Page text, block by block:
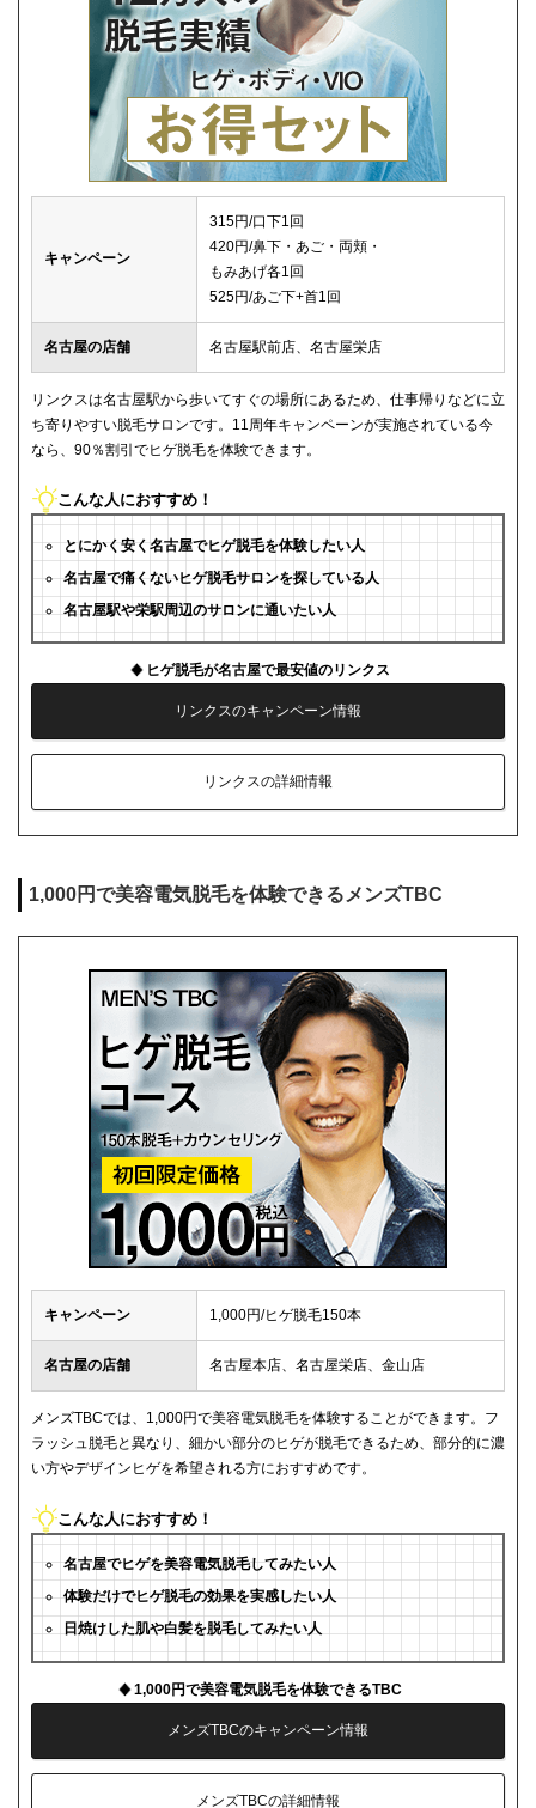
キャンペーン
315円/口下1回
420円/鼻下・あご・両頬・
もみあげ各1回
525円/あご下+首1回
名古屋の店舗 名古屋駅前店、名古屋栄店
リンクスは名古屋駅から歩いてすぐの場所にあるため、仕事帰りなどに立
ち寄りやすい脱毛サロンです。11周年キャンペーンが実施されている今
なら、90％割引でヒゲ脱毛を体験できます。
こんな人におすすめ！
とにかく安く名古屋でヒゲ脱毛を体験したい人
名古屋で痛くないヒゲ脱毛サロンを探している人
名古屋駅や栄駅周辺のサロンに通いたい人
ヒゲ脱毛が名古屋で最安値のリンクス
リンクスのキャンペーン情報
リンクスの詳細情報
1,000円で美容電気脱毛を体験できるメンズTBC
キャンペーン 1,000円/ヒゲ脱毛150本
名古屋の店舗 名古屋本店、名古屋栄店、金山店
メンズTBCでは、1,000円で美容電気脱毛を体験することができます。フ
ラッシュ脱毛と異なり、細かい部分のヒゲが脱毛できるため、部分的に濃
い方やデザインヒゲを希望される方におすすめです。
こんな人におすすめ！
名古屋でヒゲを美容電気脱毛してみたい人
体験だけでヒゲ脱毛の効果を実感したい人
日焼けした肌や白髪を脱毛してみたい人
1,000円で美容電気脱毛を体験できるTBC
メンズTBCのキャンペーン情報
メンズTBCの詳細情報